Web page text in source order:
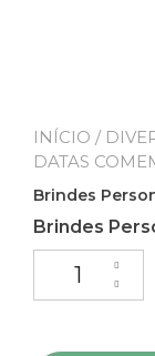
INÍCIO /
DATAS
Brindes
Brindes